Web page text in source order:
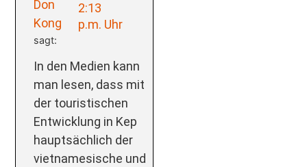
Don
Kong
sagt:
2:13
p.m. Uhr
In den Medien kann
man lesen, dass mit
der touristischen
Entwicklung in Kep
hauptsächlich der
vietnamesische und